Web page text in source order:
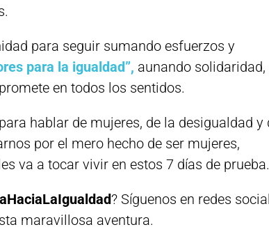
para seguir sumando esfuerzos y
para la igualdad”, aunando solidaridad,
en todos los sentidos.
hablar de mujeres, de la desigualdad y
por el mero hecho de ser mujeres,
va a tocar vivir en estos 7 días de prueba.
? Síguenos en redes
maravillosa aventura.